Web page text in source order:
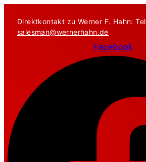
Inhalt
springen
Direktkontakt zu Werner F. Hahn: Tel
salesman@wernerhahn.de
Facebook